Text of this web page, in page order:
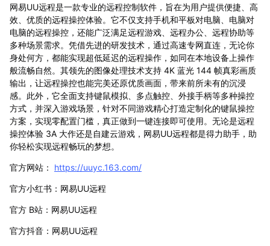
网易UU远程是一款专业的远程控制软件，旨在为用户提供便捷、高
效、优质的远程操控体验。它不仅支持手机和平板对电脑、电脑对
电脑的远程操控，还能广泛满足远程游戏、远程办公、远程协助等
多种场景需求。凭借先进的研发技术，通过高速专网直连，无论你
身处何方，都能实现超低延迟的远程操作，如同在本地设备上操作
般流畅自然。其领先的图像处理技术支持 4K 蓝光 144 帧真彩画质
输出，让远程操控也能完美还原优质画面，带来前所未有的沉浸
感。此外，它全面支持键鼠模拟、多点触控、外接手柄等多种操控
方式，并深入游戏场景，针对不同游戏精心打造定制化的键鼠操控
方案，实现零配置门槛，真正做到一键连接即可使用。无论是远程
操控体验 3A 大作还是自建云游戏，网易UU远程都是得力助手，助
你轻松实现远程畅玩的梦想。
官方网站： https://uuyc.163.com/
官方小红书：网易UU远程
官方 B站：网易UU远程
官方抖音：网易UU远程